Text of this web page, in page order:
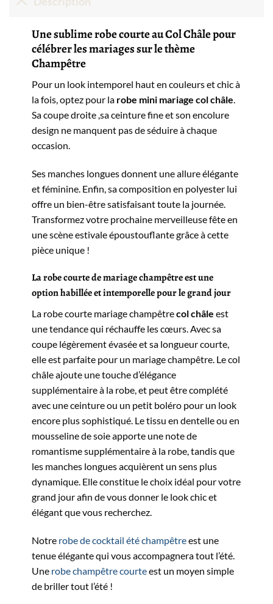
Une sublime robe courte au Col Châle pour
célébrer les mariages sur le thème
Champêtre
Pour un look intemporel haut en couleurs et chic à
la fois, optez pour la robe mini mariage col châle.
Sa coupe droite ,sa ceinture fine et son encolure
design ne manquent pas de séduire à chaque
occasion.
Ses manches longues donnent une allure élégante
et féminine. Enfin, sa composition en polyester lui
offre un bien-être satisfaisant toute la journée.
Transformez votre prochaine merveilleuse fête en
une scène estivale époustouflante grâce à cette
pièce unique !
La robe courte de mariage champêtre est une
option habillée et intemporelle pour le grand jour
La robe courte mariage champêtrecol châle est
une tendance qui réchauffe les cœurs. Avec sa
coupe légèrement évasée et sa longueur courte,
elle est parfaite pour un mariage champêtre. Le col
châle ajoute une touche d’élégance
supplémentaire à la robe, et peut être complété
avec une ceinture ou un petit boléro pour un look
encore plus sophistiqué. Le tissu en dentelle ou en
mousseline de soie apporte une note de
romantisme supplémentaire à la robe, tandis que
les manches longues acquièrent un sens plus
dynamique. Elle constitue le choix idéal pour votre
grand jour afin de vous donner le look chic et
élégant que vous recherchez.
Notre robe de cocktail été champêtreest une
tenue élégante qui vous accompagnera tout l’été.
Une robe champêtre courteest un moyen simple
de briller tout l’été !